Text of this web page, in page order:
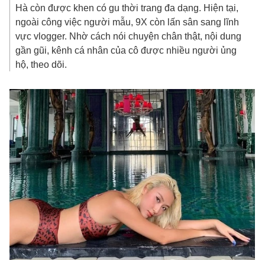
Hà còn được khen có gu thời trang đa dạng. Hiện tại,
ngoài công việc người mẫu, 9X còn lấn sân sang lĩnh
vực vlogger. Nhờ cách nói chuyện chân thật, nội dung
gần gũi, kênh cá nhân của cô được nhiều người ủng
hộ, theo dõi.